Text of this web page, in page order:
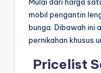
mobil pengantin
bunga. Dibawah ini
pernikahan khusus
Pricelist